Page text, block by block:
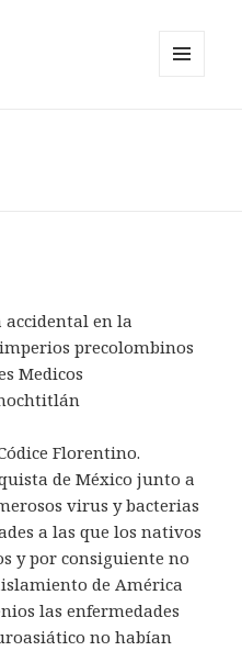
en la
precolombinos
Medicos
Florentino.
de México junto a
virus y bacterias
a las que los nativos
y por consiguiente no
de América
las enfermedades
no habían